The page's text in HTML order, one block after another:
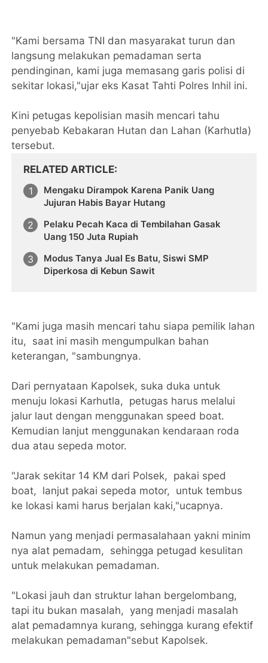
"Kami bersama TNI dan masyarakat turun dan
langsung melakukan pemadaman serta
pendinginan, kami juga memasang garis polisi di
sekitar lokasi,"ujar eks Kasat Tahti Polres Inhil ini.
Kini petugas kepolisian masih mencari tahu
penyebab Kebakaran Hutan dan Lahan (Karhutla)
tersebut.
RELATED ARTICLE
Mengaku Dirampok Karena Panik Uang
Jujuran Habis Bayar Hutang
Pelaku Pecah Kaca di Tembilahan Gasak
Uang 150 Juta Rupiah
Modus Tanya Jual Es Batu, Siswi SMP
Diperkosa di Kebun Sawit
"Kami juga masih mencari tahu siapa pemilik lahan
itu, saat ini masih mengumpulkan bahan
keterangan, "sambungnya.
Dari pernyataan Kapolsek, suka duka untuk
menuju lokasi Karhutla, petugas harus melalui
jalur laut dengan menggunakan speed boat.
Kemudian lanjut menggunakan kendaraan roda
dua atau sepeda motor.
"Jarak sekitar 14 KM dari Polsek, pakai sped
boat, lanjut pakai sepeda motor, untuk tembus
ke lokasi kami harus berjalan kaki,"ucapnya.
Namun yang menjadi permasalahaan yakni minim
nya alat pemadam, sehingga petugad kesulitan
untuk melakukan pemadaman.
"Lokasi jauh dan struktur lahan bergelombang,
tapi itu bukan masalah, yang menjadi masalah
alat pemadamnya kurang, sehingga kurang efektif
melakukan pemadaman"sebut Kapolsek.